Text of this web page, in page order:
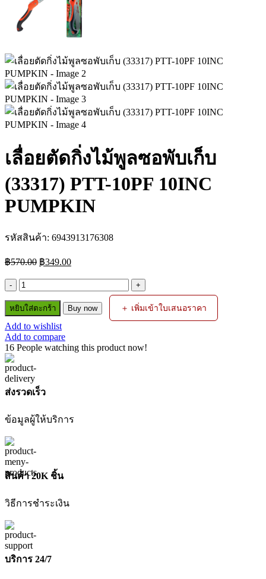
เลื่อยตัดกิ่งไม้พูลซอพับเก็บ
(33317) PTT-10PF 10INC
PUMPKIN
รหัสสินค้า: 6943913176308
฿570.00 Original
price
was:
฿570.00.
฿349.00Current
price
is:
฿349.00.
จำนวน
เลื่อย
ตัด
กิ่ง
ไม้
ซอ
พับ
(33317)
PTT-
10INC
PUMPKIN
ชิ้น
หยิบใส่ตะกร้า Buy now ＋ เพิ่มเข้าใบเสนอราคา
Add to wishlist
Add to compare
16 People watching this product now!
ส่งรวดเร็ว
ข้อมูลผู้ให้บริการ
สินค้า 20K ชิ้น
วิธีการชำระเงิน
บริการ 24/7